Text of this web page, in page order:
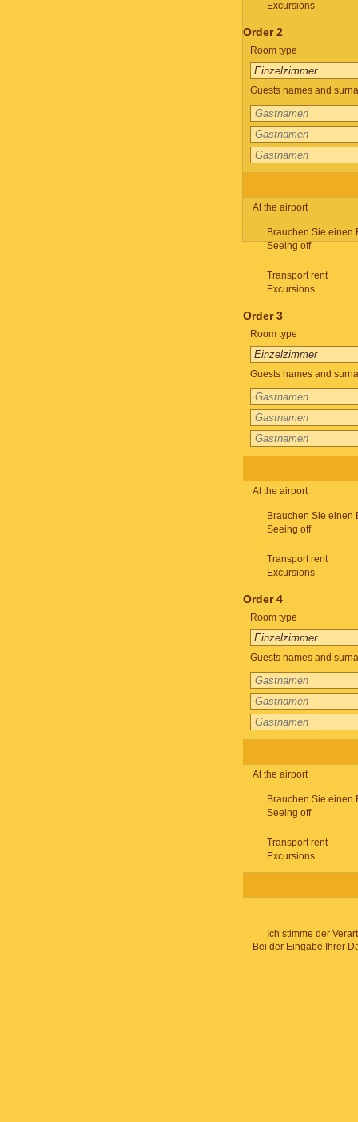
Excursions
Order 2
Room type
Guests names and
At the airport
Brauchen Sie einen
Seeing off
Transport rent
Excursions
Order 3
Room type
Guests names and
At the airport
Brauchen Sie einen
Seeing off
Transport rent
Excursions
Order 4
Room type
Guests names and
At the airport
Brauchen Sie einen
Seeing off
Transport rent
Excursions
Ich stimme der
Bei der Eingabe Ihrer